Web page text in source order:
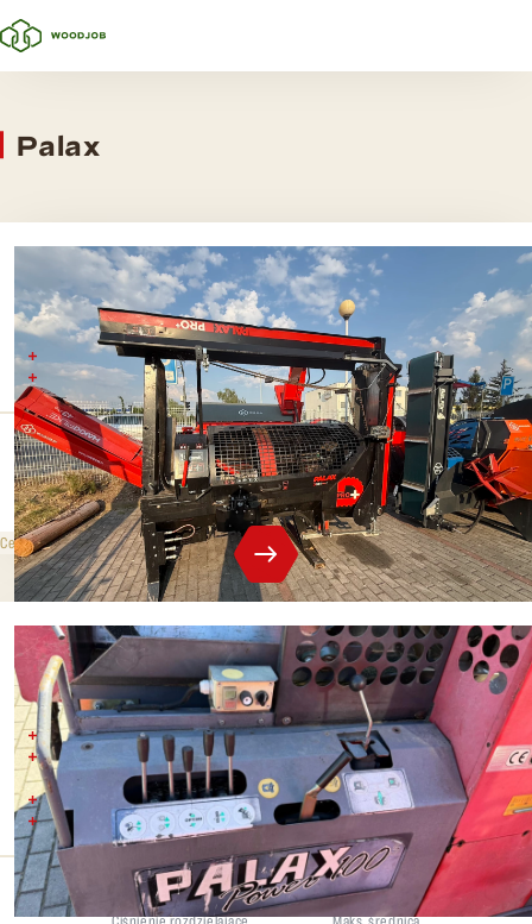
Palax
Palax D360 PRO + ELEKTRO
Średnica do 36 cm
Ciśnienie rozłupywania 8 ton
Ciśnienie rozdzielające
8 t
Maks. średnica
36 cm
359 000 CZKbez VAT
Cena sprzedaży
Palax 100
Maksymalna średnica kłody: 40 cm
Automatyczna łuparka wyposażona w tarczę tnącą o średnicy 100
cm
Siła łupania: 16 ton
Długość polan: regulowana w zakresie od 25 do 55 cm